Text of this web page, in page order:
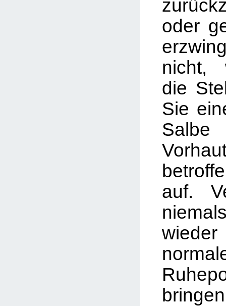
oder
nicht,
die
Sie
auf.
wieder